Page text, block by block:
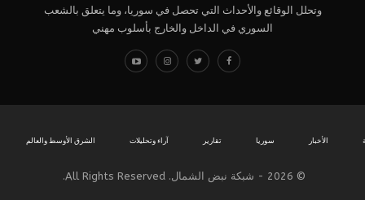
وتحلل الوقائع والأحداث التي تحصل في سوريا، وما يتعلق بالشعب
السوري في الداخل والخارج بأسلوب مهني
الأخبار سوريا تقارير آراء وتحليلات الشرق الأوسط والعالم
© 2026 - شبكة نبض الشمال. All Rights Reserved.